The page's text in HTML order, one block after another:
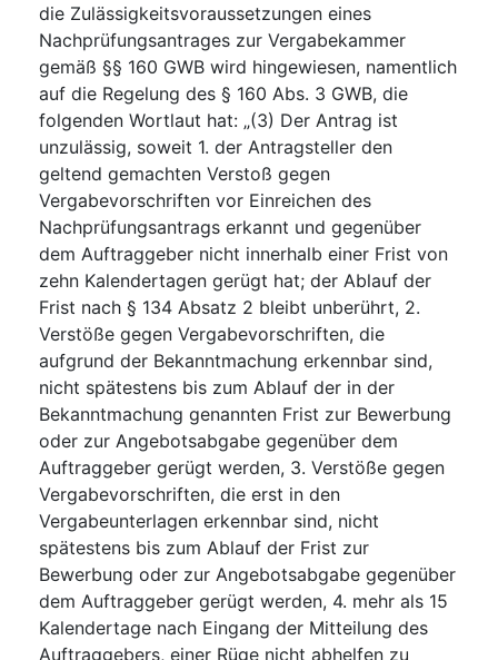
die Zulässigkeitsvoraussetzungen eines
Nachprüfungsantrages zur Vergabekammer
gemäß §§ 160 GWB wird hingewiesen, namentlich
auf die Regelung des § 160 Abs. 3 GWB, die
folgenden Wortlaut hat: „(3) Der Antrag ist
unzulässig, soweit 1. der Antragsteller den
geltend gemachten Verstoß gegen
Vergabevorschriften vor Einreichen des
Nachprüfungsantrags erkannt und gegenüber
dem Auftraggeber nicht innerhalb einer Frist von
zehn Kalendertagen gerügt hat; der Ablauf der
Frist nach § 134 Absatz 2 bleibt unberührt, 2.
Verstöße gegen Vergabevorschriften, die
aufgrund der Bekanntmachung erkennbar sind,
nicht spätestens bis zum Ablauf der in der
Bekanntmachung genannten Frist zur Bewerbung
oder zur Angebotsabgabe gegenüber dem
Auftraggeber gerügt werden, 3. Verstöße gegen
Vergabevorschriften, die erst in den
Vergabeunterlagen erkennbar sind, nicht
spätestens bis zum Ablauf der Frist zur
Bewerbung oder zur Angebotsabgabe gegenüber
dem Auftraggeber gerügt werden, 4. mehr als 15
Kalendertage nach Eingang der Mitteilung des
Auftraggebers, einer Rüge nicht abhelfen zu